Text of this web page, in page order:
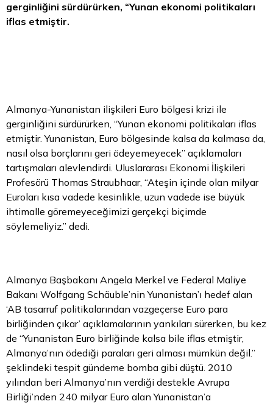
gerginliğini sürdürürken, “Yunan ekonomi politikaları
iflas etmiştir.
Almanya-Yunanistan ilişkileri Euro bölgesi krizi ile
gerginliğini sürdürürken, “Yunan ekonomi politikaları iflas
etmiştir. Yunanistan, Euro bölgesinde kalsa da kalmasa da,
nasıl olsa borçlarını geri ödeyemeyecek” açıklamaları
tartışmaları alevlendirdi. Uluslararası Ekonomi İlişkileri
Profesörü Thomas Straubhaar, “Ateşin içinde olan milyar
Euroları kısa vadede kesinlikle, uzun vadede ise büyük
ihtimalle göremeyeceğimizi gerçekçi biçimde
söylemeliyiz.” dedi.
Almanya Başbakanı Angela Merkel ve Federal Maliye
Bakanı Wolfgang Schäuble’nin Yunanistan’ı hedef alan
‘AB tasarruf politikalarından vazgeçerse Euro para
birliğinden çıkar’ açıklamalarının yankıları sürerken, bu kez
de “Yunanistan Euro birliğinde kalsa bile iflas etmiştir,
Almanya’nın ödediği paraları geri alması mümkün değil.”
şeklindeki tespit gündeme bomba gibi düştü. 2010
yılından beri Almanya’nın verdiği destekle Avrupa
Birliği’nden 240 milyar Euro alan Yunanistan’a